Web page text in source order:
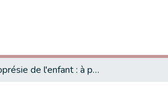
Encoprésie de l'enfant : à propos de 35 observations